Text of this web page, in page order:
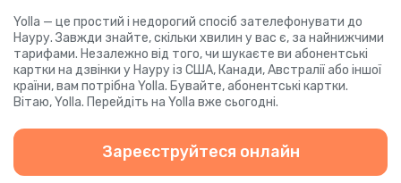
Yolla — це простий і недорогий спосіб зателефонувати до
Науру. Завжди знайте, скільки хвилин у вас є, за найнижчими
тарифами. Незалежно від того, чи шукаєте ви абонентські
картки на дзвінки у Науру із США, Канади, Австралії або іншої
країни, вам потрібна Yolla. Бувайте, абонентські картки.
Вітаю, Yolla. Перейдіть на Yolla вже сьогодні.
Зареєструйтеся онлайн